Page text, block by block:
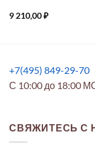
9 210,00₽
+7(495) 849-29-70
С 10:00 до 18:00
СВЯЖИТЕСЬ С